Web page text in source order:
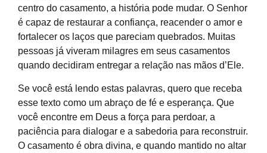
centro do casamento, a história pode mudar. O Senhor
é capaz de restaurar a confiança, reacender o amor e
fortalecer os laços que pareciam quebrados. Muitas
pessoas já viveram milagres em seus casamentos
quando decidiram entregar a relação nas mãos d’Ele.
Se você está lendo estas palavras, quero que receba
esse texto como um abraço de fé e esperança. Que
você encontre em Deus a força para perdoar, a
paciência para dialogar e a sabedoria para reconstruir.
O casamento é obra divina, e quando mantido no altar